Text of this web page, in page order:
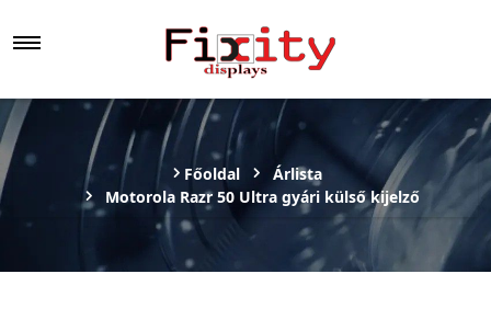
Főoldal
Árlista
Motorola Razr 50 Ultra gyári külső kijelző